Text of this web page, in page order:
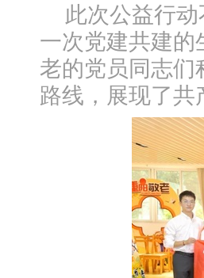
此次公益行
一次党建共建的
老的党员同志们
路线，展现了